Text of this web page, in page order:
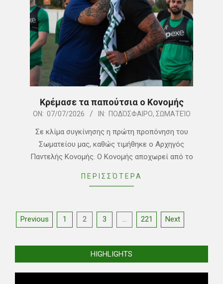
Κρέμασε τα παπούτσια ο Κονομής
2026-
ON: 07/07/2026 IN: ΠΟΔΌΣΦΑΙΡΟ, ΣΩΜΑΤΕΊΟ
Σε κλίμα συγκίνησης η πρώτη προπόνηση του
Σωματείου μας, καθώς τιμήθηκε ο Αρχηγός
Παντελής Κονομής. Ο Κονομής αποχωρεί από το
ΠΕΡΙΣΣΌΤΕΡΑ
Posts
Previous 1 2 3 … 221 Next
HIGHLIGHTS